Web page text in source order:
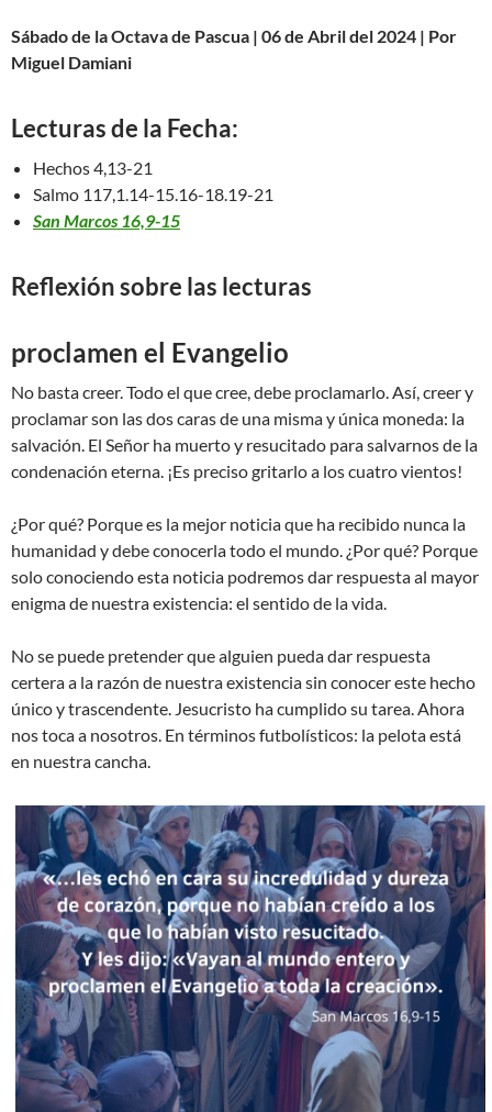
Sábado de la Octava de Pascua | 06 de Abril del 2024 | Por
Miguel Damiani
Lecturas de la Fecha:
Hechos 4,13-21
Salmo 117,1.14-15.16-18.19-21
San Marcos 16,9-15
Reflexión sobre las lecturas
proclamen el Evangelio
No basta creer. Todo el que cree, debe proclamarlo. Así, creer y
proclamar son las dos caras de una misma y única moneda: la
salvación. El Señor ha muerto y resucitado para salvarnos de la
condenación eterna. ¡Es preciso gritarlo a los cuatro vientos!
¿Por qué? Porque es la mejor noticia que ha recibido nunca la
humanidad y debe conocerla todo el mundo. ¿Por qué? Porque
solo conociendo esta noticia podremos dar respuesta al mayor
enigma de nuestra existencia: el sentido de la vida.
No se puede pretender que alguien pueda dar respuesta
certera a la razón de nuestra existencia sin conocer este hecho
único y trascendente. Jesucristo ha cumplido su tarea. Ahora
nos toca a nosotros. En términos futbolísticos: la pelota está
en nuestra cancha.